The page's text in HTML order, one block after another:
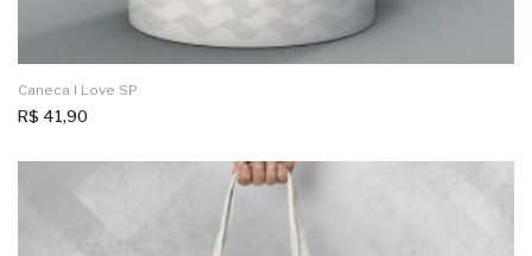
Caneca I Love SP
R$ 41,90